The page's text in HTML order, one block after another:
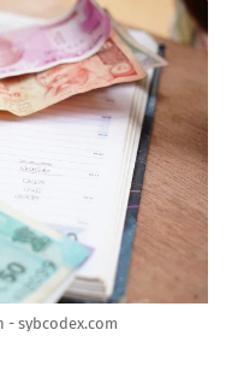
- sybcodex.com